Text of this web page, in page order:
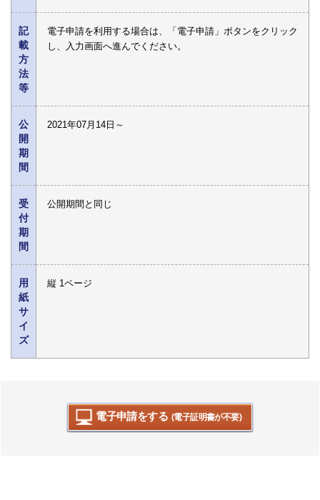
記
載
方
法
等
電子申請を利用する場合は、「電子申請」ボタンをクリック
し、入力画面へ進んでください。
公
開
期
間
2021年07月14日～
受
付
期
間
公開期間と同じ
用
紙
サ
イ
ズ
縦 1ページ
電子申請をする (電子証明書が不要)